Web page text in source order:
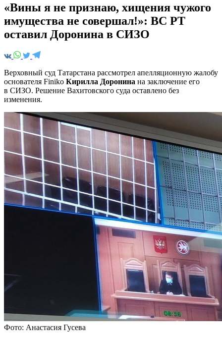
​«Вины я не признаю, хищения чужого
имущества не совершал!»: ВС РТ
оставил Доронина в СИЗО
Верховный суд Татарстана рассмотрел апелляционную жалобу
основателя Finiko Кирилла Доронина на заключение его
в СИЗО. Решение Вахитовского суда оставлено без
изменения.
Фото: Анастасия Гусева